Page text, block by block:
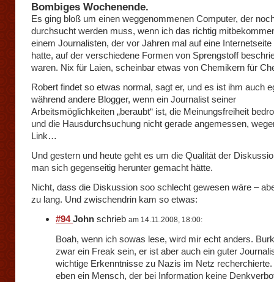
Bombiges Wochenende.
Es ging bloß um einen weggenommenen Computer, der
durchsucht werden muss, wenn ich das richtig
einem Journalisten, der vor Jahren mal auf eine
hatte, auf der verschiedene Formen von Sprengstoff
waren. Nix für Laien, scheinbar etwas von Chemikern für
Robert findet so etwas normal, sagt er, und es ist ihm auch
während andere Blogger, wenn ein Journalist seiner
Arbeitsmöglichkeiten „beraubt“ ist, die Meinungsfreiheit
und die Hausdurchsuchung nicht gerade angemessen,
Link…
Und gestern und heute geht es um die Qualität der
man sich gegenseitig herunter gemacht hätte.
Nicht, dass die Diskussion soo schlecht gewesen wäre –
zu lang. Und zwischendrin kam so etwas:
#94John schrieb am 14.11.2008, 18:00:
Boah, wenn ich sowas lese, wird mir echt anders.
zwar ein Freak sein, er ist aber auch ein guter
wichtige Erkenntnisse zu Nazis im Netz
eben ein Mensch, der bei Information keine